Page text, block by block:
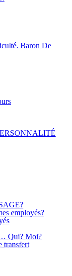
Baron De
employés?
Qui? Moi?
transfert